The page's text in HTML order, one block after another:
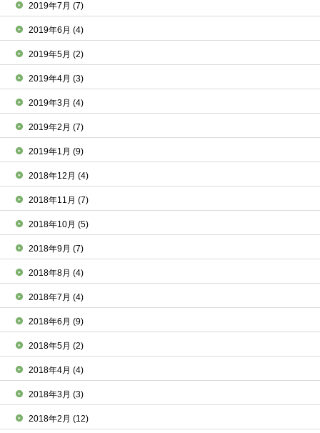
2019年7月(7)
2019年6月(4)
2019年5月(2)
2019年4月(3)
2019年3月(4)
2019年2月(7)
2019年1月(9)
2018年12月(4)
2018年11月(7)
2018年10月(5)
2018年9月(7)
2018年8月(4)
2018年7月(4)
2018年6月(9)
2018年5月(2)
2018年4月(4)
2018年3月(3)
2018年2月(12)